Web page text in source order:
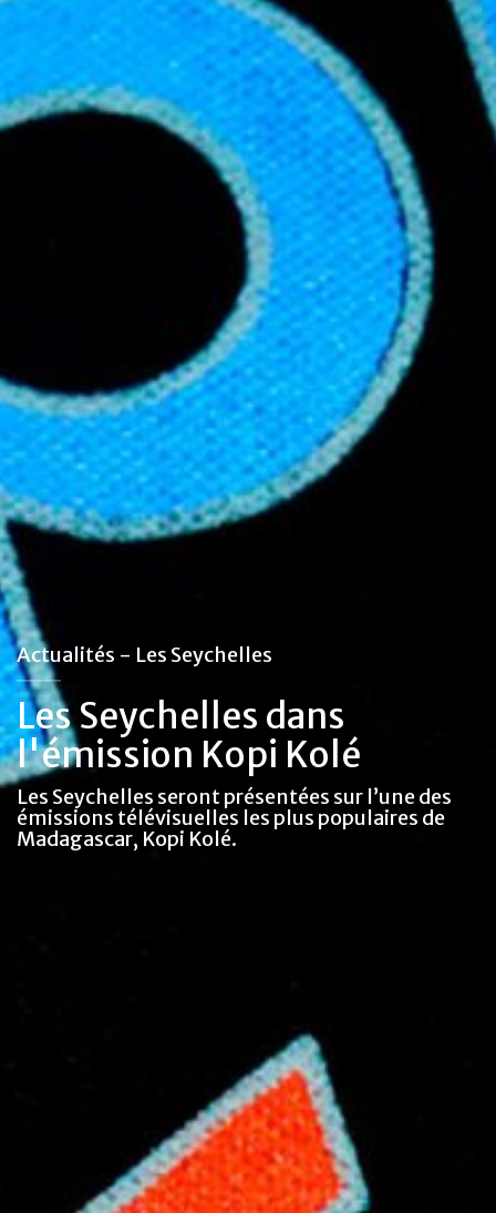
Actualités - Les Seychelles
Les Seychelles dans
l'émission Kopi Kolé
Les Seychelles seront présentées sur l’une des
émissions télévisuelles les plus populaires de
Madagascar, Kopi Kolé.